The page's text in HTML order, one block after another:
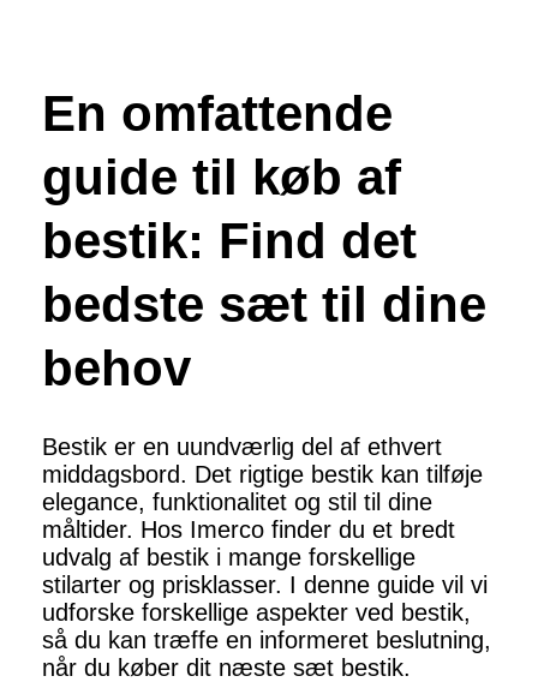
En omfattende
guide til køb af
bestik: Find det
bedste sæt til dine
behov
Bestik er en uundværlig del af ethvert
middagsbord. Det rigtige bestik kan tilføje
elegance, funktionalitet og stil til dine
måltider. Hos Imerco finder du et bredt
udvalg af bestik i mange forskellige
stilarter og prisklasser. I denne guide vil vi
udforske forskellige aspekter ved bestik,
så du kan træffe en informeret beslutning,
når du køber dit næste sæt bestik.